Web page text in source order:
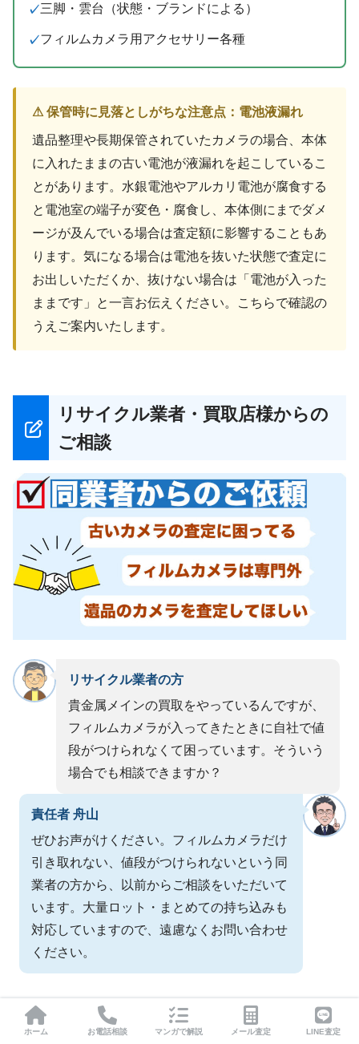
三脚・雲台（状態・ブランドによる）
フィルムカメラ用アクセサリー各種
⚠ 保管時に見落としがちな注意点：電池液漏れ
遺品整理や長期保管されていたカメラの場合、本体
に入れたままの古い電池が液漏れを起こしているこ
とがあります。水銀電池やアルカリ電池が腐食する
と電池室の端子が変色・腐食し、本体側にまでダメ
ージが及んでいる場合は査定額に影響することもあ
ります。気になる場合は電池を抜いた状態で査定に
お出しいただくか、抜けない場合は「電池が入った
ままです」と一言お伝えください。こちらで確認の
うえご案内いたします。
リサイクル業者・買取店様からの
ご相談
リサイクル業者の方
貴金属メインの買取をやっているんですが、
フィルムカメラが入ってきたときに自社で値
段がつけられなくて困っています。そういう
場合でも相談できますか？
責任者 舟山
ぜひお声がけください。フィルムカメラだけ
引き取れない、値段がつけられないという同
業者の方から、以前からご相談をいただいて
います。大量ロット・まとめての持ち込みも
対応していますので、遠慮なくお問い合わせ
ください。
相続に関わる専門家の先生方へ
ホーム お電話相談 マンガで解説 メール査定 LINE査定